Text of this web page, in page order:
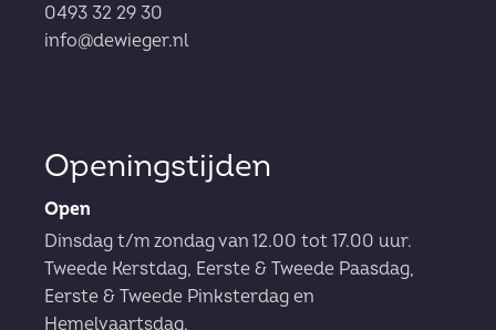
0493 32 29 30
info@dewieger.nl
Openingstijden
Open
Dinsdag t/m zondag van 12.00 tot 17.00 uur.
Tweede Kerstdag, Eerste & Tweede Paasdag,
Eerste & Tweede Pinksterdag en
Hemelvaartsdag.